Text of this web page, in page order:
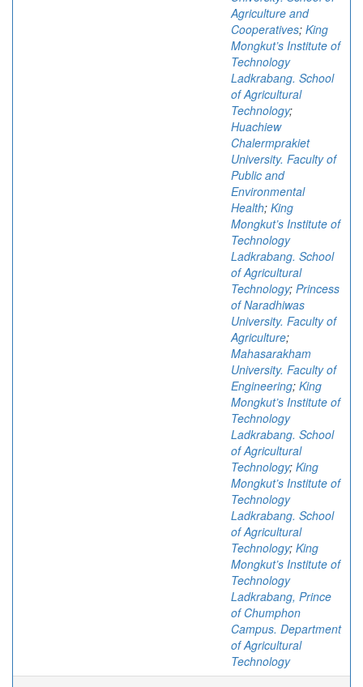
Agriculture and
Cooperatives; King
Mongkut’s Institute of
Technology
Ladkrabang. School
of Agricultural
Technology;
Huachiew
Chalermprakiet
University. Faculty of
Public and
Environmental
Health; King
Mongkut’s Institute of
Technology
Ladkrabang. School
of Agricultural
Technology; Princess
of Naradhiwas
University. Faculty of
Agriculture;
Mahasarakham
University. Faculty of
Engineering; King
Mongkut’s Institute of
Technology
Ladkrabang. School
of Agricultural
Technology; King
Mongkut’s Institute of
Technology
Ladkrabang. School
of Agricultural
Technology; King
Mongkut’s Institute of
Technology
Ladkrabang, Prince
of Chumphon
Campus. Department
of Agricultural
Technology